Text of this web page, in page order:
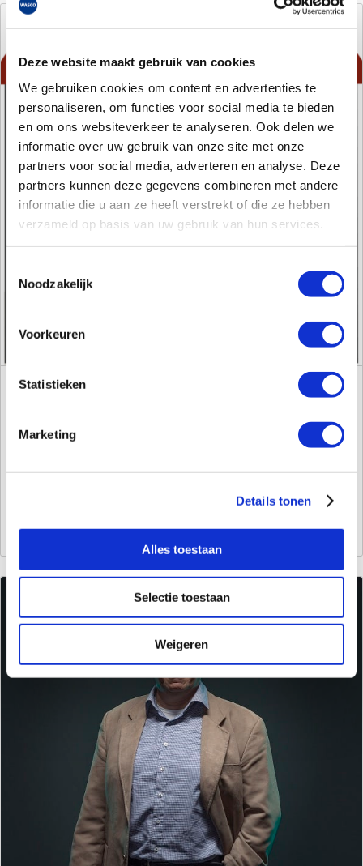
Deze website maakt gebruik van cookies
We gebruiken cookies om content en advertenties te
personaliseren, om functies voor social media te bieden
en om ons websiteverkeer te analyseren. Ook delen we
informatie over uw gebruik van onze site met onze
partners voor social media, adverteren en analyse. Deze
partners kunnen deze gegevens combineren met andere
informatie die u aan ze heeft verstrekt of die ze hebben
verzameld op basis van uw gebruik van hun services.
Noodzakelijk
Voorkeuren
Statistieken
Marketing
Details tonen
Alles toestaan
Selectie toestaan
Weigeren
De weg naar een gezond binnenklimaat
Help jouw klanten met advies hoe ze een gezond